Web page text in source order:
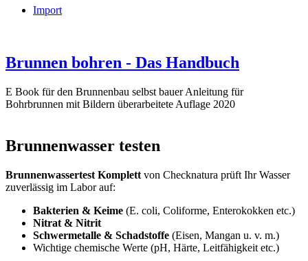
Import
Brunnen bohren - Das Handbuch
E Book für den Brunnenbau selbst bauer Anleitung für
Bohrbrunnen mit Bildern überarbeitete Auflage 2020
Brunnenwasser testen
Brunnenwassertest Komplett von Checknatura prüft Ihr Wasser
zuverlässig im Labor auf:
Bakterien & Keime (E. coli, Coliforme, Enterokokken etc.)
Nitrat & Nitrit
Schwermetalle & Schadstoffe (Eisen, Mangan u. v. m.)
Wichtige chemische Werte (pH, Härte, Leitfähigkeit etc.)